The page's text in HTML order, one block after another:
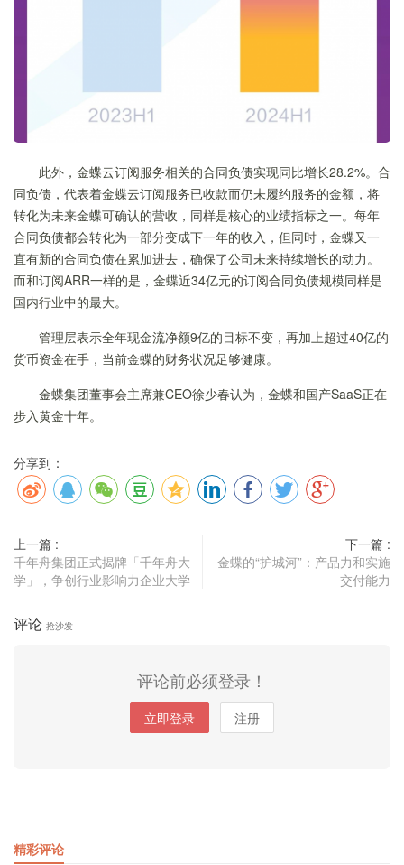
此外，金蝶云订阅服务相关的合同负债实现同比增长28.2%。合
同负债，代表着金蝶云订阅服务已收款而仍未履约服务的金额，将
转化为未来金蝶可确认的营收，同样是核心的业绩指标之一。每年
合同负债都会转化为一部分变成下一年的收入，但同时，金蝶又一
直有新的合同负债在累加进去，确保了公司未来持续增长的动力。
而和订阅ARR一样的是，金蝶近34亿元的订阅合同负债规模同样是
国内行业中的最大。
管理层表示全年现金流净额9亿的目标不变，再加上超过40亿的
货币资金在手，当前金蝶的财务状况足够健康。
金蝶集团董事会主席兼CEO徐少春认为，金蝶和国产SaaS正在
步入黄金十年。
分享到：
上一篇 :
千年舟集团正式揭牌「千年舟大
学」，争创行业影响力企业大学
下一篇 :
金蝶的“护城河”：产品力和实施
交付能力
评论 抢沙发
评论前必须登录！
立即登录 注册
精彩评论